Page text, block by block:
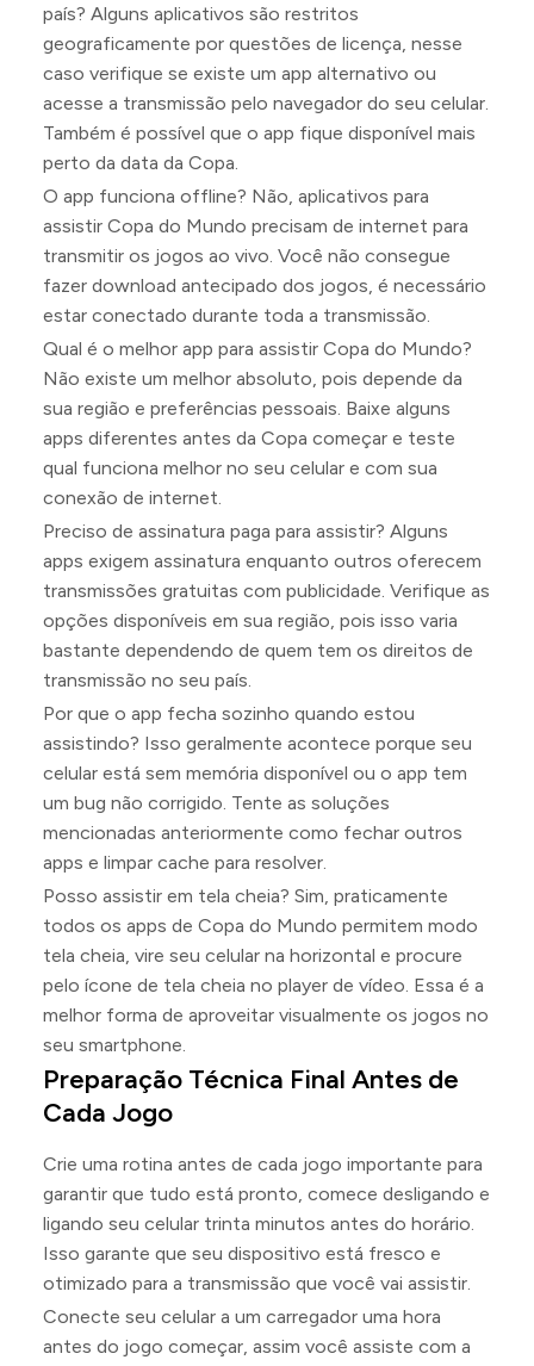
país? Alguns aplicativos são restritos
geograficamente por questões de licença, nesse
caso verifique se existe um app alternativo ou
acesse a transmissão pelo navegador do seu celular.
Também é possível que o app fique disponível mais
perto da data da Copa.
O app funciona offline? Não, aplicativos para
assistir Copa do Mundo precisam de internet para
transmitir os jogos ao vivo. Você não consegue
fazer download antecipado dos jogos, é necessário
estar conectado durante toda a transmissão.
Qual é o melhor app para assistir Copa do Mundo?
Não existe um melhor absoluto, pois depende da
sua região e preferências pessoais. Baixe alguns
apps diferentes antes da Copa começar e teste
qual funciona melhor no seu celular e com sua
conexão de internet.
Preciso de assinatura paga para assistir? Alguns
apps exigem assinatura enquanto outros oferecem
transmissões gratuitas com publicidade. Verifique as
opções disponíveis em sua região, pois isso varia
bastante dependendo de quem tem os direitos de
transmissão no seu país.
Por que o app fecha sozinho quando estou
assistindo? Isso geralmente acontece porque seu
celular está sem memória disponível ou o app tem
um bug não corrigido. Tente as soluções
mencionadas anteriormente como fechar outros
apps e limpar cache para resolver.
Posso assistir em tela cheia? Sim, praticamente
todos os apps de Copa do Mundo permitem modo
tela cheia, vire seu celular na horizontal e procure
pelo ícone de tela cheia no player de vídeo. Essa é a
melhor forma de aproveitar visualmente os jogos no
seu smartphone.
Preparação Técnica Final Antes de
Cada Jogo
Crie uma rotina antes de cada jogo importante para
garantir que tudo está pronto, comece desligando e
ligando seu celular trinta minutos antes do horário.
Isso garante que seu dispositivo está fresco e
otimizado para a transmissão que você vai assistir.
Conecte seu celular a um carregador uma hora
antes do jogo começar, assim você assiste com a